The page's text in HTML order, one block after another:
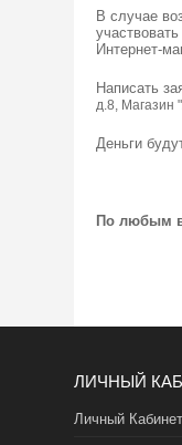
В случае
Интернет-
Написать
д.8, Магазин
Деньги
По любым
ЛИЧНЫЙ
Личный Кабинет